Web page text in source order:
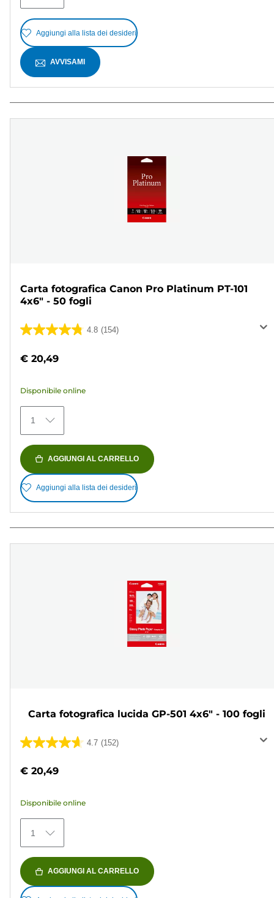
Aggiungi alla lista dei desideri
AVVISAMI
Carta fotografica Canon Pro Platinum PT-101
4x6" - 50 fogli
4.8 (154)
4.8
5
154
recensioni
€ 20,49
Disponibile online
1
AGGIUNGI AL CARRELLO
Aggiungi alla lista dei desideri
Carta fotografica lucida GP-501 4x6" - 100 fogli
4.7 (152)
4.7
5
152
recensioni
€ 20,49
Disponibile online
1
AGGIUNGI AL CARRELLO